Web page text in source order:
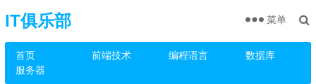
IT俱乐部
首页 前端技术 编程语言
数据库
服务器
菜单